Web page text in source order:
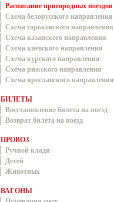
Расписание пригородных поездов
Схема белорусского направления
Схема горьковского направления
Схема казанского направления
Схема киевского направления
Схема курского направления
Схема рижского направления
Схема ярославского направления
БИЛЕТЫ
Восстановление билета на поезд
Возврат билета на поезд
ПРОВОЗ
Ручной клади
Детей
Животных
ВАГОНЫ